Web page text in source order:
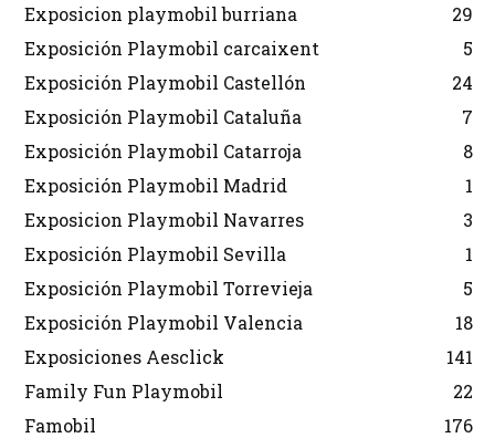
Exposicion playmobil burriana
29
Exposición Playmobil carcaixent
5
Exposición Playmobil Castellón
24
Exposición Playmobil Cataluña
7
Exposición Playmobil Catarroja
8
Exposición Playmobil Madrid
1
Exposicion Playmobil Navarres
3
Exposición Playmobil Sevilla
1
Exposición Playmobil Torrevieja
5
Exposición Playmobil Valencia
18
Exposiciones Aesclick
141
Family Fun Playmobil
22
Famobil
176